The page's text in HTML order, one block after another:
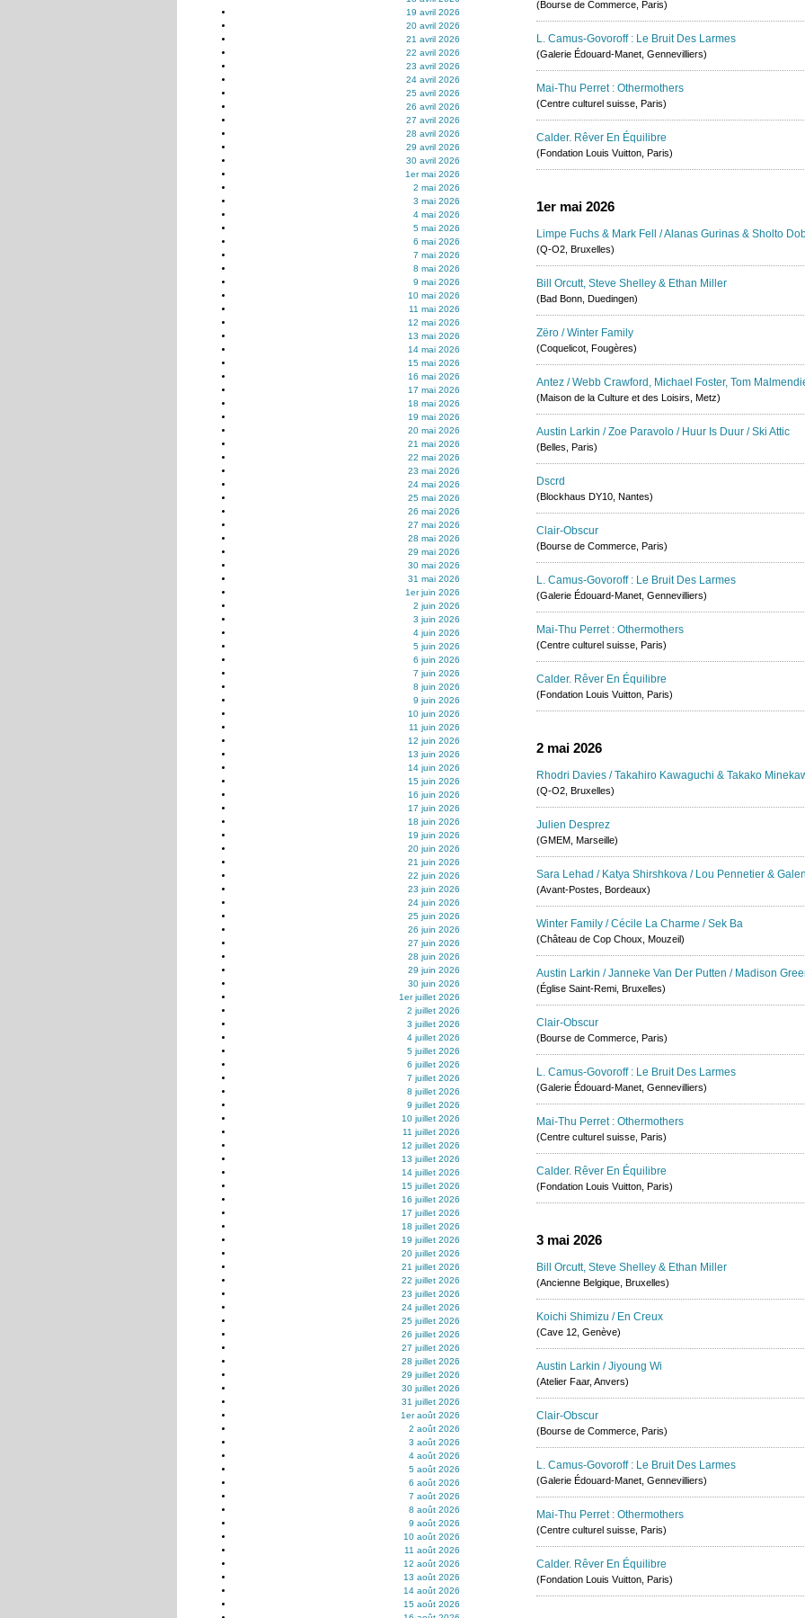
19 avril 2026
20 avril 2026
21 avril 2026
22 avril 2026
23 avril 2026
24 avril 2026
25 avril 2026
26 avril 2026
27 avril 2026
28 avril 2026
29 avril 2026
30 avril 2026
1er mai 2026
2 mai 2026
3 mai 2026
4 mai 2026
5 mai 2026
6 mai 2026
7 mai 2026
8 mai 2026
9 mai 2026
10 mai 2026
11 mai 2026
12 mai 2026
13 mai 2026
14 mai 2026
15 mai 2026
16 mai 2026
17 mai 2026
18 mai 2026
19 mai 2026
20 mai 2026
21 mai 2026
22 mai 2026
23 mai 2026
24 mai 2026
25 mai 2026
26 mai 2026
27 mai 2026
28 mai 2026
29 mai 2026
30 mai 2026
31 mai 2026
1er juin 2026
2 juin 2026
3 juin 2026
4 juin 2026
5 juin 2026
6 juin 2026
7 juin 2026
8 juin 2026
9 juin 2026
10 juin 2026
11 juin 2026
12 juin 2026
13 juin 2026
14 juin 2026
15 juin 2026
16 juin 2026
17 juin 2026
18 juin 2026
19 juin 2026
20 juin 2026
21 juin 2026
22 juin 2026
23 juin 2026
24 juin 2026
25 juin 2026
26 juin 2026
27 juin 2026
28 juin 2026
29 juin 2026
30 juin 2026
1er juillet 2026
2 juillet 2026
3 juillet 2026
4 juillet 2026
5 juillet 2026
6 juillet 2026
7 juillet 2026
8 juillet 2026
9 juillet 2026
10 juillet 2026
11 juillet 2026
12 juillet 2026
13 juillet 2026
14 juillet 2026
15 juillet 2026
16 juillet 2026
17 juillet 2026
18 juillet 2026
19 juillet 2026
20 juillet 2026
21 juillet 2026
22 juillet 2026
23 juillet 2026
24 juillet 2026
25 juillet 2026
26 juillet 2026
27 juillet 2026
28 juillet 2026
29 juillet 2026
30 juillet 2026
31 juillet 2026
1er août 2026
2 août 2026
3 août 2026
4 août 2026
5 août 2026
6 août 2026
7 août 2026
8 août 2026
9 août 2026
10 août 2026
11 août 2026
12 août 2026
13 août 2026
14 août 2026
15 août 2026
(Bourse de Commerce, Paris)
L. Camus-Govoroff : Le Bruit Des Larmes
(Galerie Édouard-Manet, Gennevilliers)
Mai-Thu Perret : Othermothers
(Centre culturel suisse, Paris)
Calder. Rêver En Équilibre
(Fondation Louis Vuitton, Paris)
1er mai 2026
Limpe Fuchs & Mark Fell / Alanas Gurinas & Sholto
(Q-O2, Bruxelles)
Bill Orcutt, Steve Shelley & Ethan Miller
(Bad Bonn, Duedingen)
Zëro / Winter Family
(Coquelicot, Fougères)
Antez / Webb Crawford, Michael Foster, Tom
(Maison de la Culture et des Loisirs, Metz)
Austin Larkin / Zoe Paravolo / Huur Is Duur / Ski Attic
(Belles, Paris)
Dscrd
(Blockhaus DY10, Nantes)
Clair-Obscur
(Bourse de Commerce, Paris)
L. Camus-Govoroff : Le Bruit Des Larmes
(Galerie Édouard-Manet, Gennevilliers)
Mai-Thu Perret : Othermothers
(Centre culturel suisse, Paris)
Calder. Rêver En Équilibre
(Fondation Louis Vuitton, Paris)
2 mai 2026
Rhodri Davies / Takahiro Kawaguchi & Takako
(Q-O2, Bruxelles)
Julien Desprez
(GMEM, Marseille)
Sara Lehad / Katya Shirshkova / Lou Pennetier &
(Avant-Postes, Bordeaux)
Winter Family / Cécile La Charme / Sek Ba
(Château de Cop Choux, Mouzeil)
Austin Larkin / Janneke Van Der Putten / Madison
(Église Saint-Remi, Bruxelles)
Clair-Obscur
(Bourse de Commerce, Paris)
L. Camus-Govoroff : Le Bruit Des Larmes
(Galerie Édouard-Manet, Gennevilliers)
Mai-Thu Perret : Othermothers
(Centre culturel suisse, Paris)
Calder. Rêver En Équilibre
(Fondation Louis Vuitton, Paris)
3 mai 2026
Bill Orcutt, Steve Shelley & Ethan Miller
(Ancienne Belgique, Bruxelles)
Koichi Shimizu / En Creux
(Cave 12, Genève)
Austin Larkin / Jiyoung Wi
(Atelier Faar, Anvers)
Clair-Obscur
(Bourse de Commerce, Paris)
L. Camus-Govoroff : Le Bruit Des Larmes
(Galerie Édouard-Manet, Gennevilliers)
Mai-Thu Perret : Othermothers
(Centre culturel suisse, Paris)
Calder. Rêver En Équilibre
(Fondation Louis Vuitton, Paris)